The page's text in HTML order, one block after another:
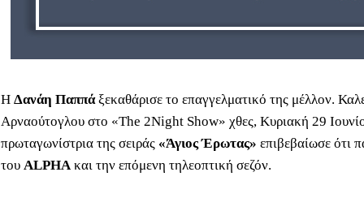
Η Δανάη Παππάξεκαθάρισε το επαγγελματικό της μέλλον.
Αρναούτογλου στο «The 2Night Show» χθες, Κυριακή 29
πρωταγωνίστρια της σειράς «Άγιος Έρωτας» επιβεβαίωσε ότι
του ALPHA και την επόμενη τηλεοπτική σεζόν.